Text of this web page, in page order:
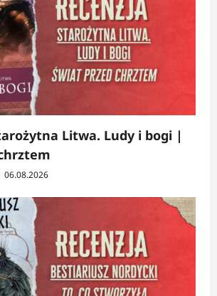
Litwa. Ludy i bogi |
06.08.2026